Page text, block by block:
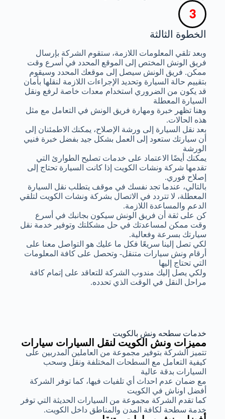
الخطوة الثالثة
وبعد تلقي المعلومات اللازمة، ستقوم الشركة بإرسال
فريق الونش المختص إلى الموقع المحدد في أسرع وقت
ممكن. فريق الونش سيصل إلى موقعك المحدد وسيقوم
بتقييم حالة السيارة وتحديد الإجراءات اللازمة لنقلها بأمان
قد يكون من الضروري استخدام معدات خاصة لرفع ونقل
السيارة المعطلة
وهنا تظهر خبرة ومهارة فريق الونش في التعامل مع مثل
هذه الحالات.
بعد نقل السيارة إلى ورشة الإصلاح، يمكنك الاطمئنان إلى
أن سيارتك ستعود إلى العمل بشكل جيد بفضل خبرة فنيي
الورشة
يمكنك أيضًا الاعتماد على خدمات تصليح الطوارئ التي
تقدمها شركة ونشات الكويت إذا كانت السيارة تحتاج إلى
إصلاح فوري.
بالتالي، عندما تجد نفسك في موقف يتطلب نقل السيارة
المعطلة، لا تتردد في الاتصال بشركة ونشات الكويت لتلقي
الدعم والمساعدة اللازمة.
كن على ثقة أن فريق الونش سيكون بجانبك في أسرع
وقت ممكن لمساعدتك في حل مشكلتك وتوفير خدمة نقل
سيارتك بسرعة وفعالية.
لكي تصل إلينا سريعًا فكل ما عليك هو التواصل معنا على
أرقام ونش سيارات متنقل- وتحصل على كافة المعلومات
التي تحتاج إليها
ولكي يصل إليك مندوب الشركة للتعاقد على إتمام كافة
مراحل النقل في الوقت الذي تحدده.
خدمات سطحه ونش بالكويت
مميزات ونش الكويت لنقل السيارات سيارات
تتميز الشركة بتوفير مجموعة من العاملين المدربين على
كيفية التعامل مع السطحات المختلفة ونقل وسحب
السيارات بدقة عالية
مع ضمان عدم احداث أي تلفيات فيها، كما توفر الشركة
أفضل اوناش في الكويت
كما تقدم الشركة مجموعة من السيارات الحديثة التي توفر
خدمة سطحة لكافة المدن والمناطق داخل الكويت.